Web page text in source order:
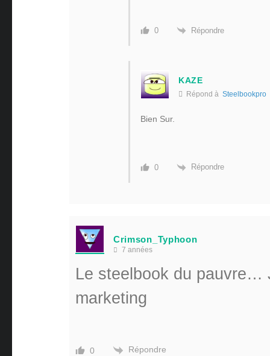
0 Répondre
KAZE
Répond à Steelbookpro
Bien Sur.
0 Répondre
Crimson_Typhoon
7 années
Le steelbook du pauvre…
marketing
0 Répondre